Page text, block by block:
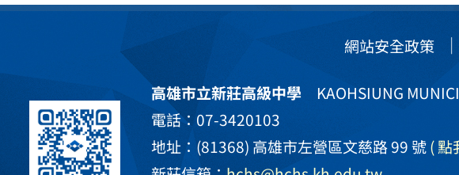
網站安全政策
高雄市立新莊高級中學KAOHSIUNG
電話：07-3420103
地址：(81368) 高雄市左營區文慈路 99 號( 點